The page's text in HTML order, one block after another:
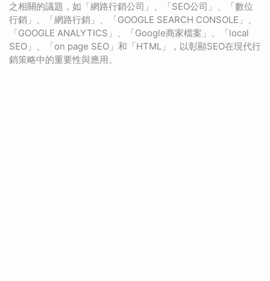
之相關的議題，如「網路行銷公司」、「SEO公司」、「數位
行銷」、「網路行銷」、「GOOGLE SEARCH CONSOLE」、
「GOOGLE ANALYTICS」、「Google商家檔案」、「local
SEO」、「on page SEO」和「HTML」，以彰顯SEO在現代行
銷策略中的重要性與應用。